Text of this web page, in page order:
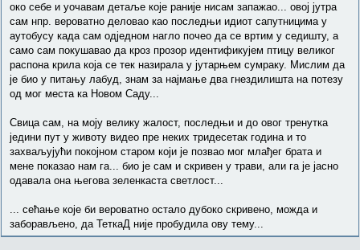
око себе и уочавам детаље које раније нисам запажао... овој јутра
сам нпр. вероватно деловао као последњи идиот сапутницима у
аутобусу када сам одједном нагло почео да се вртим у седишту, а
само сам покушавао да кроз прозор идентификујем птицу великог
распона крила која се тек назирала у јутарњем сумраку. Мислим да
је био у питању лабуд, знам за најмање два гнездилишта на потезу
од мог места ка Новом Саду...
Свица сам, на моју велику жалост, последњи и до овог тренутка
једини пут у животу видео пре неких тридесетак година и то
захваљујући покојном старом који је позвао мог млађег брата и
мене показао нам га... био је сам и скривен у трави, али га је јасно
одавала она његова зеленкаста светлост...
... сећање које би вероватно остало дубоко скривено, можда и
заборављено, да ТеткаД није пробудила ову тему...